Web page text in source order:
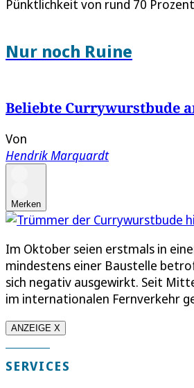
Pünktlichkeit von rund 70
Nur noch Ruine
Beliebte Currywurstbude
Von
Hendrik Marquardt
Merken
Im Oktober seien erstmals in
mindestens einer Baustelle
sich negativ ausgewirkt. Seit
im internationalen Fernverkehr
ANZEIGE X
SERVICES